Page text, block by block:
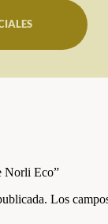
Norli Eco”
Los